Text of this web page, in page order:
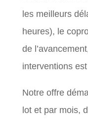
les meilleurs
heures), le
de
interventions
Notre offre
lot et par mois,